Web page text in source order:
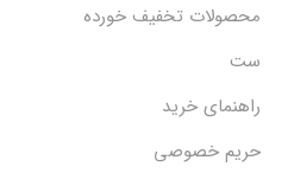
محصولات تخفیف خورده
ست
راهنمای خرید
حریم خصوصی